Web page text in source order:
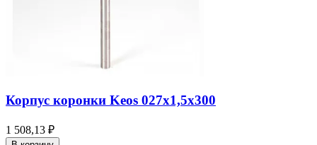
Корпус коронки Keos 027x1,5x300
1 508,13 ₽